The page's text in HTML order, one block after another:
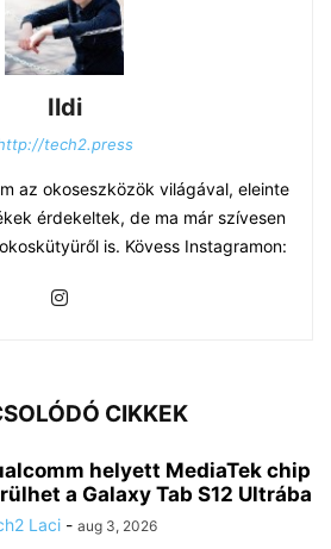
Ildi
tech2.press
az okoseszközök világával, eleinte
érdekeltek, de ma már szívesen
is. Kövess Instagramon:
CIKKEK
helyett MediaTek chip
a Galaxy Tab S12 Ultrába
Laci - aug 3, 2026